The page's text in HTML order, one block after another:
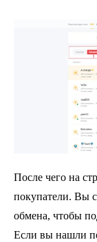
После чего на
покупатели. Вы
обмена, чтобы
Если вы нашли